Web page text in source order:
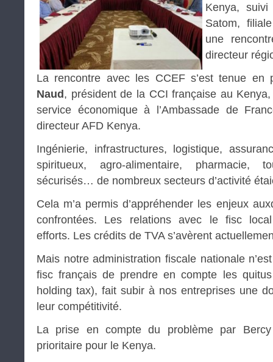
Kenya,
Satom,
une
directeur
La rencontre avec les CCEF s’est tenue
Naud , président de la CCI française au
service économique à l’Ambassade de
directeur AFD Kenya.
Ingénierie, infrastructures, logistique,
spiritueux, agro-alimentaire, pharmacie,
sécurisés… de nombreux secteurs d’activité
Cela m’a permis d’appréhender les enjeux
confrontées. Les relations avec le fisc local
efforts. Les crédits de TVA s’avèrent
Mais notre administration fiscale nationale
fisc français de prendre en compte les
holding tax), fait subir à nos entreprises une
leur compétitivité.
La prise en compte du problème par
prioritaire pour le Kenya.